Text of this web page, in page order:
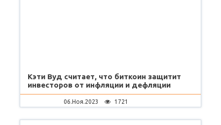
Кэти Вуд считает, что биткоин защитит
инвесторов от инфляции и дефляции
06.Ноя.2023 1721